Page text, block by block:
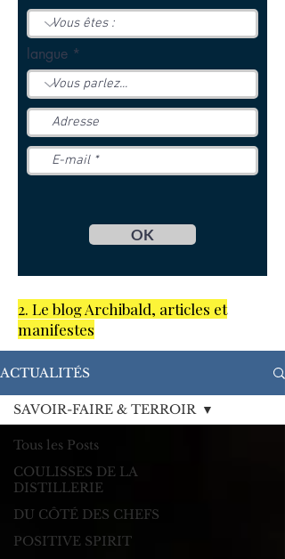
langue
OK
2. Le blog Archibald, articles et
manifestes
ACTUALITÉS
Tous les Posts
COULISSES DE LA
DISTILLERIE
DU CÔTÉ DES CHEFS
POSITIVE SPIRIT
SAVOIR-FAIRE & TERROIR